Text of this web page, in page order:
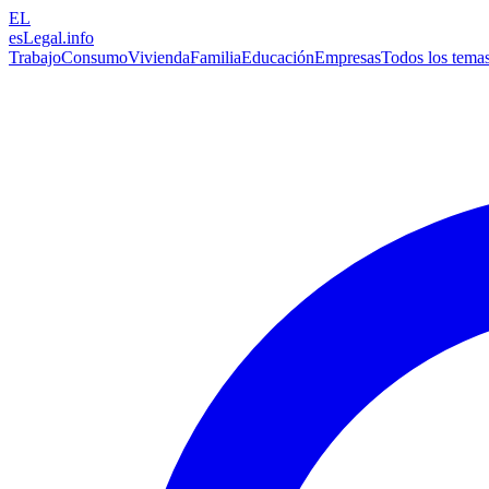
EL
esLegal.info
TrabajoConsumoViviendaFamiliaEducaciónEmpresasTodos los